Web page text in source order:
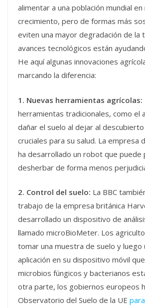
alimentar a una población mundial
crecimiento, pero de formas más
eviten una mayor degradación de la
avances tecnológicos están
He aquí algunas innovaciones
marcando la diferencia:
1. Nuevas herramientas agrícolas:
herramientas tradicionales, como el
dañar el suelo al dejar al
cruciales para su salud. La empresa
ha desarrollado un robot que puede
desherbar de forma menos
2. Control del suelo: La BBC
trabajo de la empresa británica
desarrollado un dispositivo de
llamado microBioMeter. Los
tomar una muestra de suelo y luego
aplicación en su dispositivo móvil
microbios fúngicos y bacterianos
otra parte, los gobiernos europeos
Observatorio del Suelo de la UE